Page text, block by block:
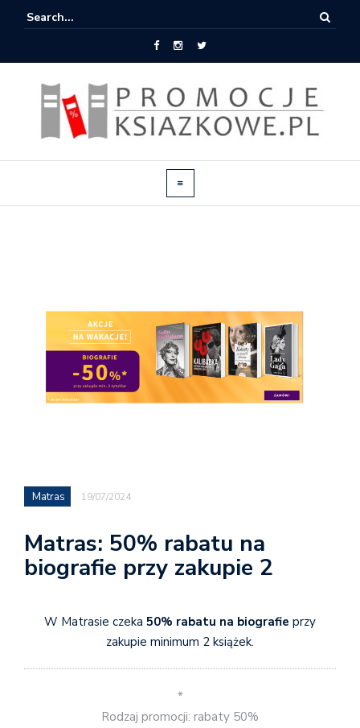
Matras 19/07/2024
Matras: 50% rabatu na
biografie przy zakupie 2
W Matrasie czeka 50% rabatu na biografie przy
zakupie minimum 2 książek.
*
Rodzaj promocji: rabaty 50%